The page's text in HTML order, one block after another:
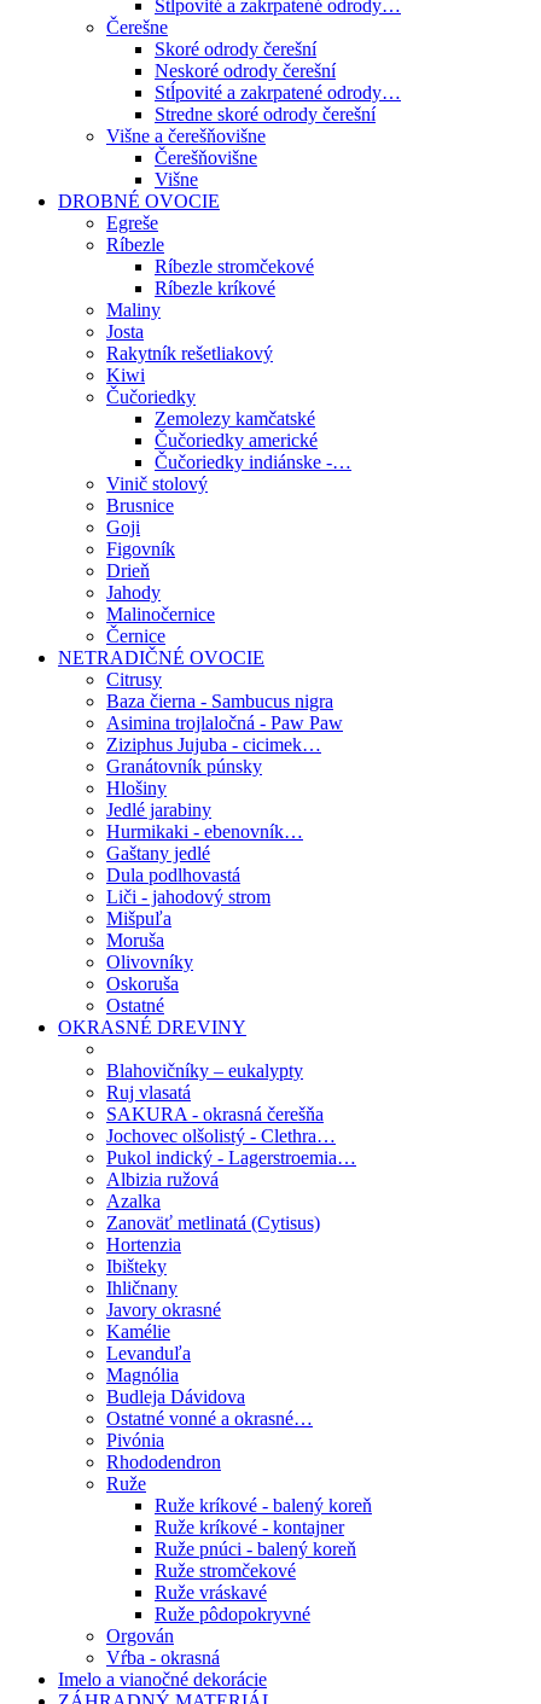
Stĺpovité a zakrpatené odrody…
Čerešne
Skoré odrody čerešní
Neskoré odrody čerešní
Stĺpovité a zakrpatené odrody…
Stredne skoré odrody čerešní
Višne a čerešňovišne
Čerešňovišne
Višne
DROBNÉ OVOCIE
Egreše
Ríbezle
Ríbezle stromčekové
Ríbezle kríkové
Maliny
Josta
Rakytník rešetliakový
Kiwi
Čučoriedky
Zemolezy kamčatské
Čučoriedky americké
Čučoriedky indiánske -…
Vinič stolový
Brusnice
Goji
Figovník
Drieň
Jahody
Malinočernice
Černice
NETRADIČNÉ OVOCIE
Citrusy
Baza čierna - Sambucus nigra
Asimina trojlaločná - Paw Paw
Ziziphus Jujuba - cicimek…
Granátovník púnsky
Hlošiny
Jedlé jarabiny
Hurmikaki - ebenovník…
Gaštany jedlé
Dula podlhovastá
Liči - jahodový strom
Mišpuľa
Moruša
Olivovníky
Oskoruša
Ostatné
OKRASNÉ DREVINY
Blahovičníky – eukalypty
Ruj vlasatá
SAKURA - okrasná čerešňa
Jochovec olšolistý - Clethra…
Pukol indický - Lagerstroemia…
Albizia ružová
Azalka
Zanoväť metlinatá (Cytisus)
Hortenzia
Ibišteky
Ihličnany
Javory okrasné
Kamélie
Levanduľa
Magnólia
Budleja Dávidova
Ostatné vonné a okrasné…
Pivónia
Rhododendron
Ruže
Ruže kríkové - balený koreň
Ruže kríkové - kontajner
Ruže pnúci - balený koreň
Ruže stromčekové
Ruže vráskavé
Ruže pôdopokryvné
Orgován
Vŕba - okrasná
Imelo a vianočné dekorácie